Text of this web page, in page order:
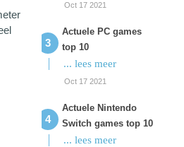
Oct 17 2021
Actuele PC games
top 10
... lees meer
Oct 17 2021
Actuele Nintendo
Switch games top 10
... lees meer